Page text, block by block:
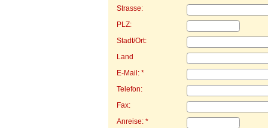
Strasse:
PLZ:
Stadt/Ort:
Land
E-Mail: *
Telefon:
Fax:
Anreise: *